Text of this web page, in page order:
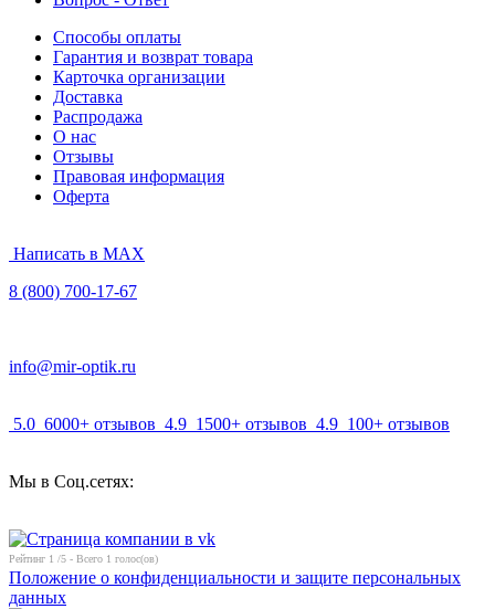
Способы оплаты
Гарантия и возврат товара
Карточка организации
Доставка
Распродажа
О нас
Отзывы
Правовая информация
Оферта
Написать в MAX
8 (800) 700-17-67
info@mir-optik.ru
5.0 6000+ отзывов 4.9 1500+ отзывов 4.9 100+ отзывов
Мы в Соц.сетях:
Рейтинг 1 /5 - Всего 1 голос(ов)
Положение о конфиденциальности и защите персональных
данных